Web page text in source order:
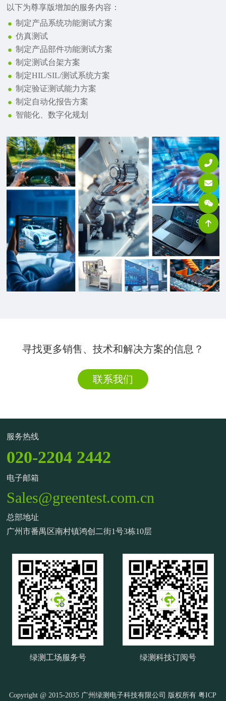
以下为尊享版增加的服务内容：
制定产品系统功能测试方案
仿真测试
制定产品部件功能测试方案
制定测试台架方案
制定HIL/SIL/测试系统方案
制定验证测试能力方案
制定自动化报告方案
智能化、数字化规划
寻找更多销售、技术和解决方案的信息？
联系我们
服务热线
020-2204 2442
电子邮箱
Sales@greentest.com.cn
总部地址
广州市番禺区南村镇鸿创二街1号3栋10层
绿测工场服务号 绿测科技订阅号
Copyright @ 2015-2035 广州绿测电子科技有限公司 版权所有粤ICP